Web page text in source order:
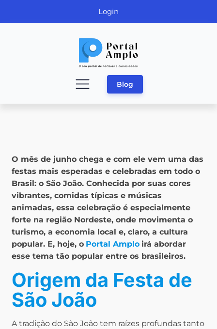
Login
Blog
O mês de junho chega e com ele vem uma das
festas mais esperadas e celebradas em todo o
Brasil: o São João. Conhecida por suas cores
vibrantes, comidas típicas e músicas
animadas, essa celebração é especialmente
forte na região Nordeste, onde movimenta o
turismo, a economia local e, claro, a cultura
popular. E, hoje, o Portal Amplo irá abordar
esse tema tão popular entre os brasileiros.
Origem da Festa de
São João
A tradição do São João tem raízes profundas tanto